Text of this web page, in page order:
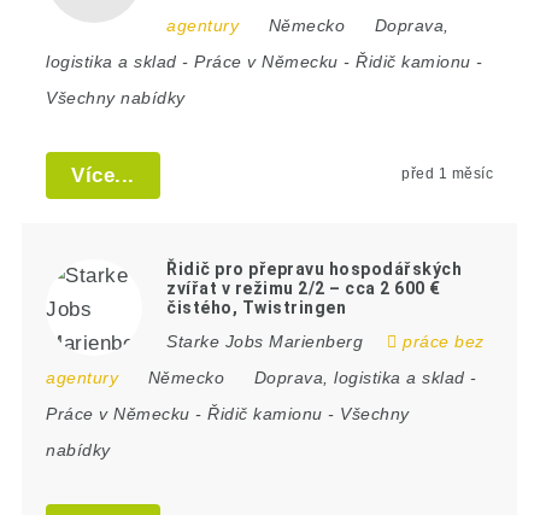
agentury
Německo
Doprava,
logistika a sklad -Práce v Německu -Řidič kamionu -
Všechny nabídky
Více... před 1 měsíc
Řidič pro přepravu hospodářských
zvířat v režimu 2/2 – cca 2 600 €
čistého, Twistringen
Starke Jobs Marienberg
práce bez
agentury
Německo Doprava, logistika a sklad -
Práce v Německu -Řidič kamionu - Všechny
nabídky